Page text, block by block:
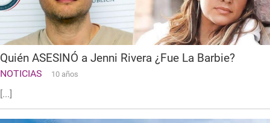
Quién ASESINÓ a Jenni Rivera ¿Fue La Barbie?
NOTICIAS 10 años
[...]